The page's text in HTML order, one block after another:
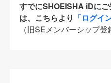
すでにSHOEISHA iDに
は、こちらより 「ログイ
（旧SEメンバーシップ登